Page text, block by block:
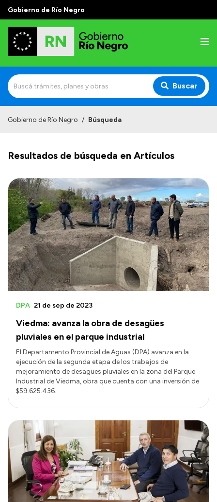
Gobierno de Río Negro
Buscar
Prensa
Autoridades y Organismos
Discursos en la Legislatura
Casa de Gobierno
Acerca de Río Negro
Historia
Geografía
Invertí en Río Negro
Transparencia
Presupuesto
Boletín Oficial
Compras y licitaciones
Consulta de expedientes
Convocatorias
Intranet
Login
Gobierno de Río Negro / Búsqueda
Resultados de búsqueda en Artículos
Viedma: avanza la obra de desagües
pluviales en el parque industrial
DPA 21 de sep de 2023
El Departamento Provincial de Aguas (DPA) avanza en la
ejecución de la segunda etapa de los trabajos de
mejoramiento de desagües pluviales en la zona del Parque
Industrial de Viedma, obra que cuenta con una inversión de
$59.625.436.